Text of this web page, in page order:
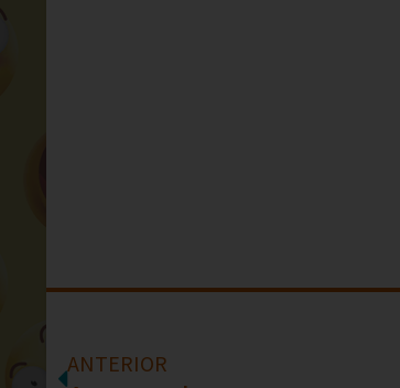
ANTERIOR